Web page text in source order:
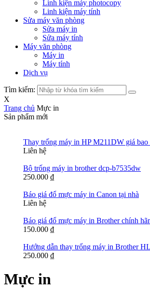
Linh kiện máy photocopy
Linh kiện máy tính
Sửa máy văn phòng
Sửa máy in
Sửa máy tính
Máy văn phòng
Máy in
Máy tính
Dịch vụ
Tìm kiếm:
X
Trang chủ Mực in
Sản phẩm mới
Thay trống máy in HP M211DW giá bao
Liên hệ
Bộ trống máy in brother dcp-b7535dw
250.000 ₫
Báo giá đổ mực máy in Canon tại nhà
Liên hệ
Báo giá đổ mực máy in Brother chính
150.000 ₫
Hướng dẫn thay trống máy in Brother
250.000 ₫
Mực in